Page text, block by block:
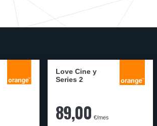
Love Cine y
Series 2
89,00 €/mes